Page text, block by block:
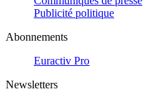
Publicité politique
Abonnements
Euractiv Pro
Newsletters